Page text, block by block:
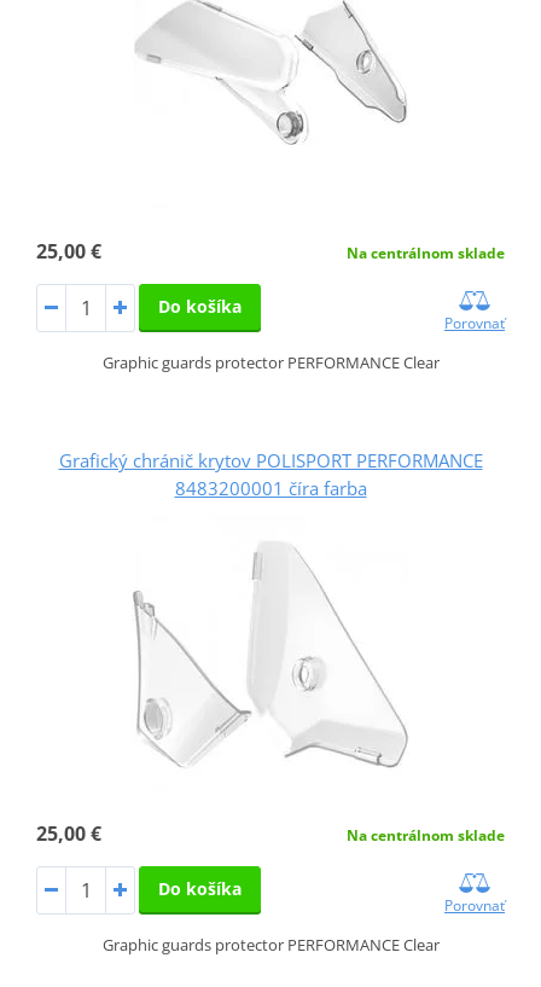
25,00 € Na centrálnom sklade
Do košíka
Porovnať
Graphic guards protector PERFORMANCE Clear
Grafický chránič krytov POLISPORT PERFORMANCE
8483200001 číra farba
25,00 € Na centrálnom sklade
Do košíka
Porovnať
Graphic guards protector PERFORMANCE Clear